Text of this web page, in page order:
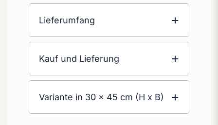
Lieferumfang
Kauf und Lieferung
Variante in 30 x 45 cm (H x B)